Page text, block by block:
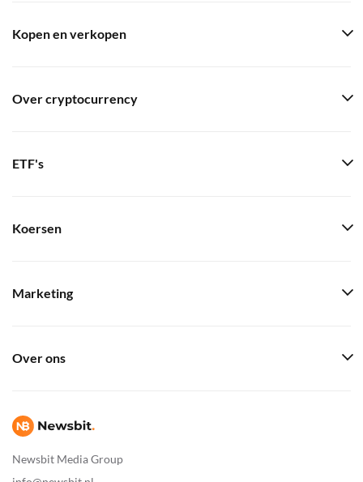
Newsbit Media Group
Kopen en verkopen
Over cryptocurrency
ETF's
Koersen
Marketing
Over ons